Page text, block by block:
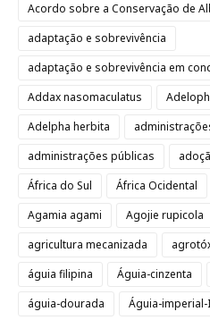
Acordo sobre a Conservação de
adaptação e sobrevivência
adaptação e sobrevivência em
Addax nasomaculatus
Adelpha herbita
administrações públicas
África do Sul
África Ocidental
Agamia agami
Agojie rupicola
agricultura mecanizada
águia filipina
Águia-cinzenta
águia-dourada
Águia-